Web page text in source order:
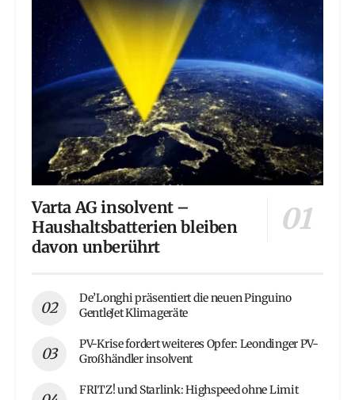
Varta AG insolvent –
Haushaltsbatterien bleiben
davon unberührt
De’Longhi präsentiert die neuen Pinguino
GentleJet Klimageräte
PV-Krise fordert weiteres Opfer: Leondinger PV-
Großhändler insolvent
FRITZ! und Starlink: Highspeed ohne Limit